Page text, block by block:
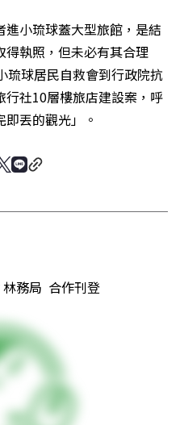
小琉球蓋大型旅館，是結
執照，但未必有其合理
琉球居民自救會到行政院抗
社10層樓旅店建設案，呼
丟的觀光」。
務局  合作刊登